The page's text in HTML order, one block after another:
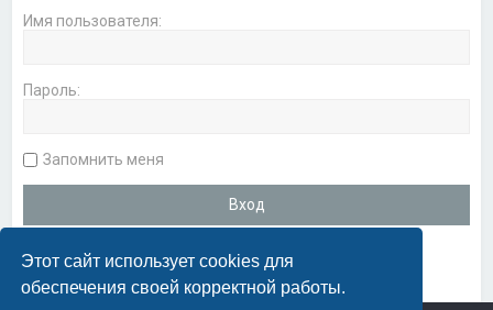
Этот сайт использует cookies для
обеспечения своей корректной работы.
Имя пользователя:
Пароль:
Запомнить меня